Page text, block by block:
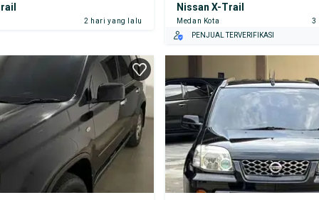
2 hari yang lalu
Nissan X-Trail
Medan Kota
3
PENJUAL TERVERIFIKASI